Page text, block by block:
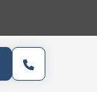
All Rights Reserved.